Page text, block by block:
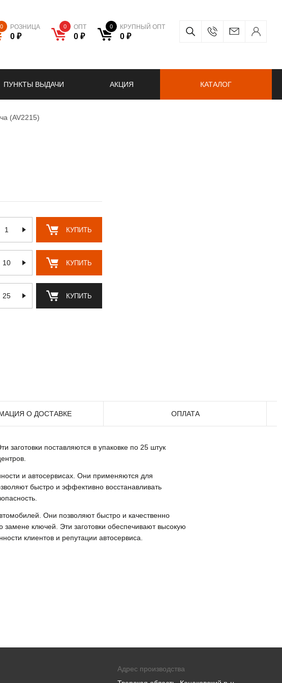
0 РОЗНИЦА
0 ₽
0 ОПТ
0 ₽
0 КРУПНЫЙ ОПТ
0 ₽
ПУНКТЫ ВЫДАЧИ АКЦИЯ КАТАЛОГ
(AV2215)
КУПИТЬ
КУПИТЬ
КУПИТЬ
О ДОСТАВКЕ ОПЛАТА
заготовки поставляются в упаковке по 25 штук
и автосервисах. Они применяются для
быстро и эффективно восстанавливать
Они позволяют быстро и качественно
замене ключей. Эти заготовки обеспечивают высокую
клиентов и репутации автосервиса.
Адрес производства